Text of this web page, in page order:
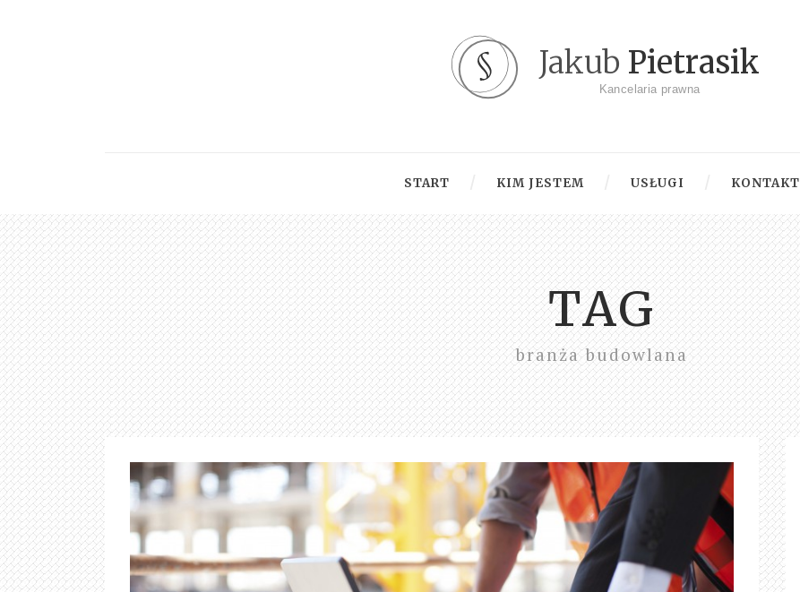
Jakub Pietrasik
Kancelaria prawna
START KIM JESTEM USŁUGI KONTAKT
TAG
branża budowlana